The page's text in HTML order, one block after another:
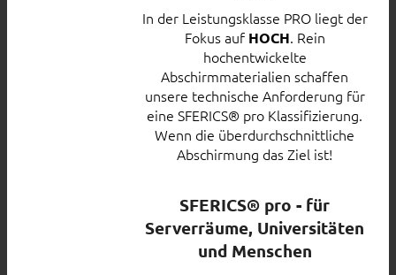
In der Leistungsklasse PRO liegt der
Fokus auf HOCH. Rein
hochentwickelte
Abschirmmaterialien schaffen
unsere technische Anforderung für
eine SFERICS® pro Klassifizierung.
Wenn die überdurchschnittliche
Abschirmung das Ziel ist!
SFERICS® pro - für
Serverräume, Universitäten
und Menschen